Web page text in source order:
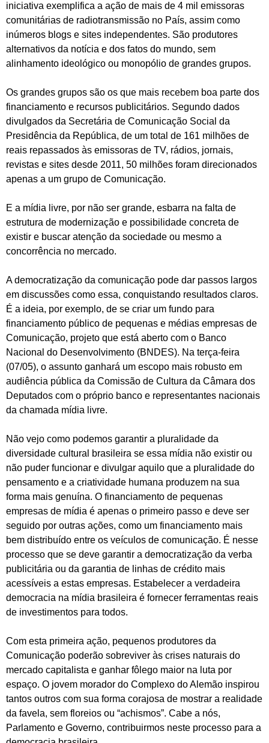
iniciativa exemplifica a ação de mais de 4 mil emissoras
comunitárias de radiotransmissão no País, assim como
inúmeros blogs e sites independentes. São produtores
alternativos da notícia e dos fatos do mundo, sem
alinhamento ideológico ou monopólio de grandes grupos.
Os grandes grupos são os que mais recebem boa parte dos
financiamento e recursos publicitários. Segundo dados
divulgados da Secretária de Comunicação Social da
Presidência da República, de um total de 161 milhões de
reais repassados às emissoras de TV, rádios, jornais,
revistas e sites desde 2011, 50 milhões foram direcionados
apenas a um grupo de Comunicação.
E a mídia livre, por não ser grande, esbarra na falta de
estrutura de modernização e possibilidade concreta de
existir e buscar atenção da sociedade ou mesmo a
concorrência no mercado.
A democratização da comunicação pode dar passos largos
em discussões como essa, conquistando resultados claros.
É a ideia, por exemplo, de se criar um fundo para
financiamento público de pequenas e médias empresas de
Comunicação, projeto que está aberto com o Banco
Nacional do Desenvolvimento (BNDES). Na terça-feira
(07/05), o assunto ganhará um escopo mais robusto em
audiência pública da Comissão de Cultura da Câmara dos
Deputados com o próprio banco e representantes nacionais
da chamada mídia livre.
Não vejo como podemos garantir a pluralidade da
diversidade cultural brasileira se essa mídia não existir ou
não puder funcionar e divulgar aquilo que a pluralidade do
pensamento e a criatividade humana produzem na sua
forma mais genuína. O financiamento de pequenas
empresas de mídia é apenas o primeiro passo e deve ser
seguido por outras ações, como um financiamento mais
bem distribuído entre os veículos de comunicação. É nesse
processo que se deve garantir a democratização da verba
publicitária ou da garantia de linhas de crédito mais
acessíveis a estas empresas. Estabelecer a verdadeira
democracia na mídia brasileira é fornecer ferramentas reais
de investimentos para todos.
Com esta primeira ação, pequenos produtores da
Comunicação poderão sobreviver às crises naturais do
mercado capitalista e ganhar fôlego maior na luta por
espaço. O jovem morador do Complexo do Alemão inspirou
tantos outros com sua forma corajosa de mostrar a realidade
da favela, sem floreios ou “achismos”. Cabe a nós,
Parlamento e Governo, contribuirmos neste processo para a